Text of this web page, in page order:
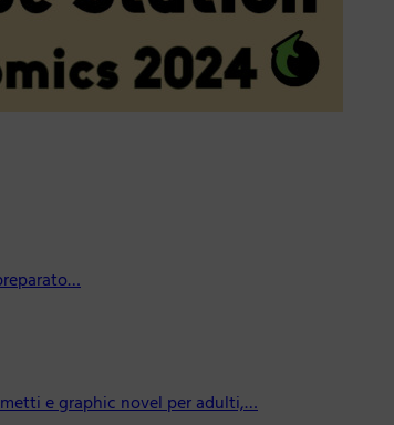
e graphic novel per adulti,…